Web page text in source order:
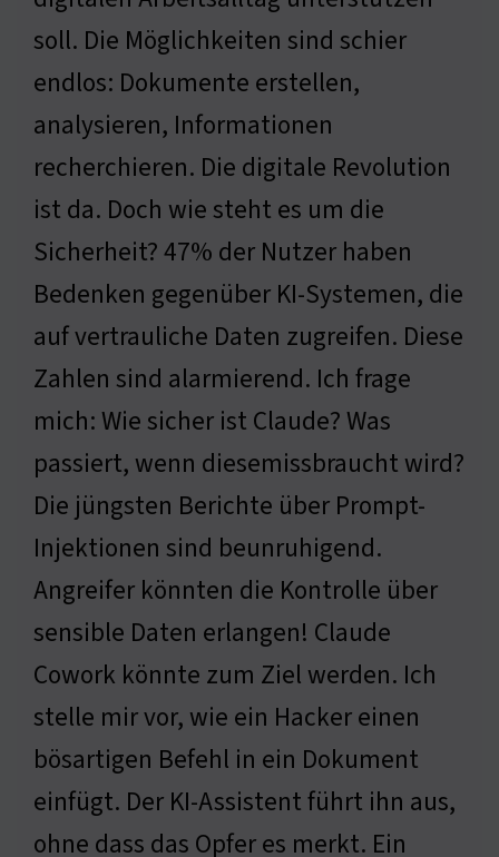
soll. Die Möglichkeiten sind schier
endlos: Dokumente erstellen,
analysieren, Informationen
recherchieren. Die digitale Revolution
ist da. Doch wie steht es um die
Sicherheit? 47% der Nutzer haben
Bedenken gegenüber KI-Systemen, die
auf vertrauliche Daten zugreifen. Diese
Zahlen sind alarmierend. Ich frage
mich: Wie sicher ist Claude? Was
passiert, wenn diesemissbraucht wird?
Die jüngsten Berichte über Prompt-
Injektionen sind beunruhigend.
Angreifer könnten die Kontrolle über
sensible Daten erlangen! Claude
Cowork könnte zum Ziel werden. Ich
stelle mir vor, wie ein Hacker einen
bösartigen Befehl in ein Dokument
einfügt. Der KI-Assistent führt ihn aus,
ohne dass das Opfer es merkt. Ein